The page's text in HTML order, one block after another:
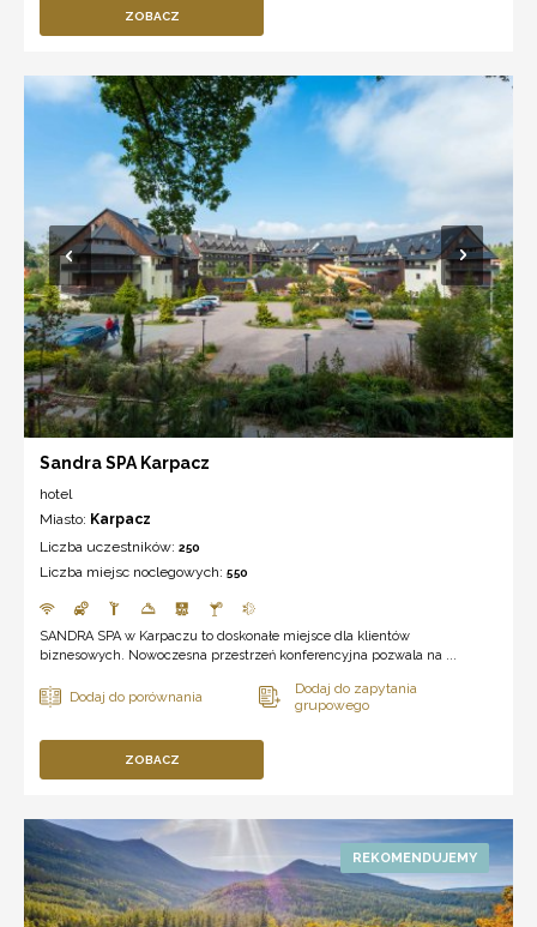
ZOBACZ
Sandra SPA Karpacz
hotel
Miasto: Karpacz
Liczba uczestników: 250
Liczba miejsc noclegowych: 550
SANDRA SPA w Karpaczu to doskonałe miejsce dla klientów
biznesowych. Nowoczesna przestrzeń konferencyjna pozwala na ...
ZOBACZ